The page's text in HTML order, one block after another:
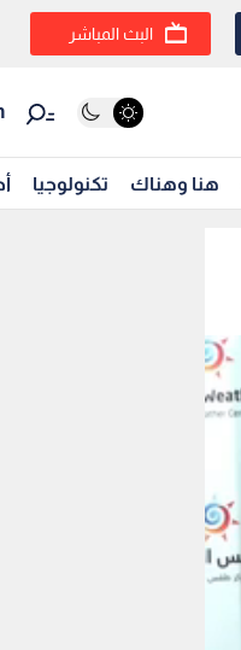
البث المباشر
هنا وهناك تكنولوجيا